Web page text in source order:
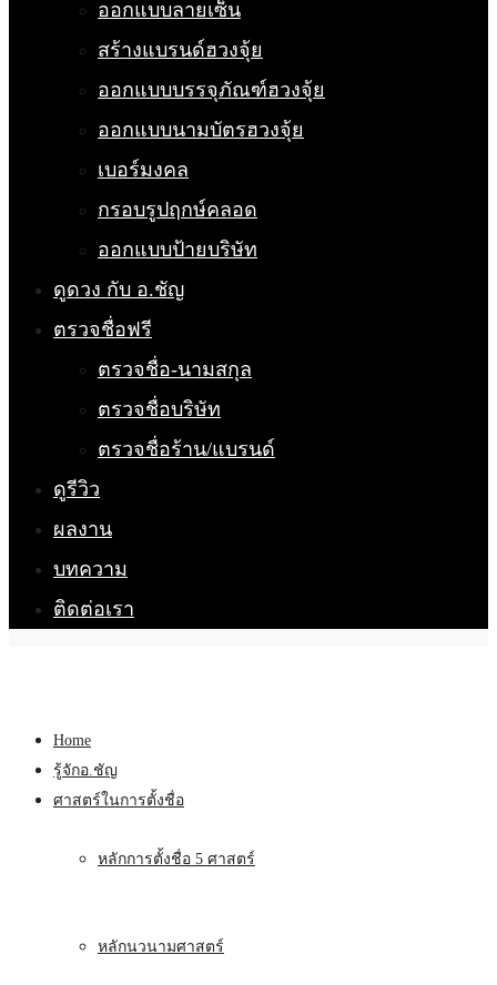
ออกแบบลายเซ็น
สร้างแบรนด์ฮวงจุ้ย
ออกแบบบรรจุภัณฑ์ฮวงจุ้ย
ออกแบบนามบัตรฮวงจุ้ย
เบอร์มงคล
กรอบรูปฤกษ์คลอด
ออกแบบป้ายบริษัท
ดูดวง กับ อ.ชัญ
ตรวจชื่อฟรี
ตรวจชื่อ-นามสกุล
ตรวจชื่อบริษัท
ตรวจชื่อร้าน/แบรนด์
ดูรีวิว
ผลงาน
บทความ
ติดต่อเรา
Home
รู้จักอ.ชัญ
ศาสตร์ในการตั้งชื่อ
หลักการตั้งชื่อ 5 ศาสตร์
หลักนวนามศาสตร์